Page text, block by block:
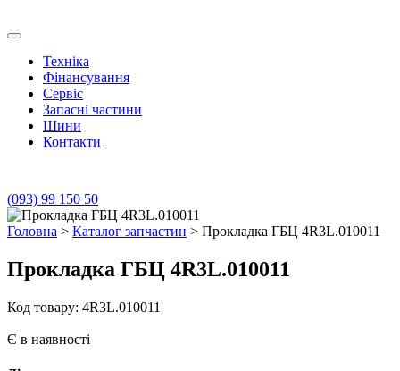
to
Техніка
Фінансування
Сервіс
Запасні частини
Шини
Контакти
(093) 99 150 50
Головна > Каталог запчастин > Прокладка ГБЦ 4R3L.010011
Прокладка ГБЦ 4R3L.010011
Код товару: 4R3L.010011
Є в наявності